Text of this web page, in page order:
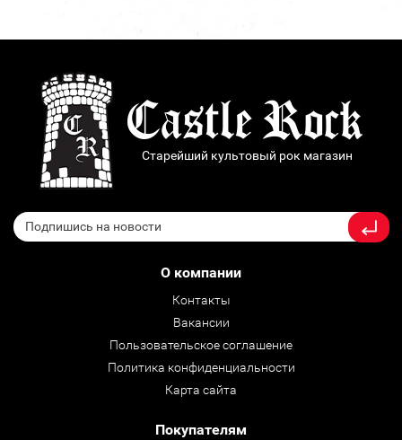
Старейший культовый рок магазин
О компании
Контакты
Вакансии
Пользовательское соглашение
Политика конфиденциальности
Карта сайта
Покупателям